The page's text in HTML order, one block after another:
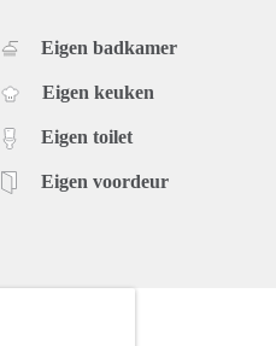
Eigen badkamer
Eigen keuken
Eigen toilet
Eigen voordeur